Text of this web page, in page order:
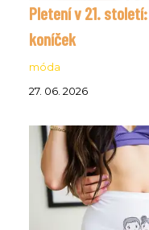
Pletení v 21.
koníček
móda
27. 06. 2026